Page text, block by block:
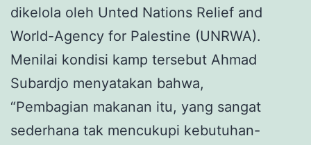
dikelola oleh Unted Nations Relief and
World-Agency for Palestine (UNRWA).
Menilai kondisi kamp tersebut Ahmad
Subardjo menyatakan bahwa,
“Pembagian makanan itu, yang sangat
sederhana tak mencukupi kebutuhan-